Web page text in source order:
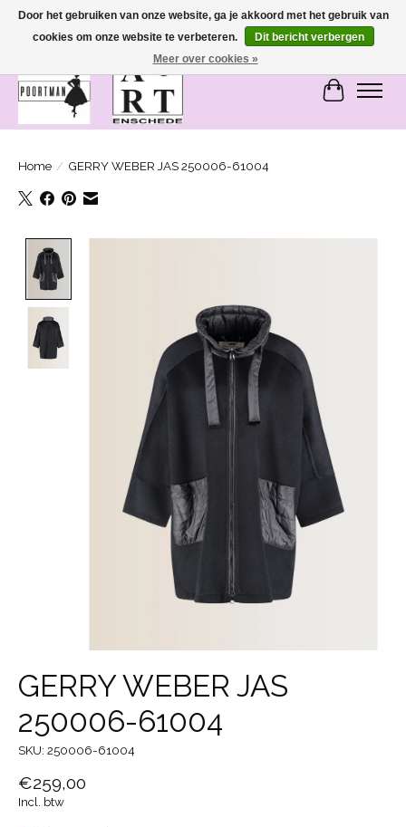
SASHIONABLE - damesmode in Bemmel en Enschede
Home / GERRY WEBER JAS 250006-61004
GERRY WEBER JAS
250006-61004
SKU: 250006-61004
€259,00
Incl. btw
Door het gebruiken van onze website, ga je akkoord met het gebruik van
cookies om onze website te verbeteren.
Dit bericht verbergen
Meer over cookies »